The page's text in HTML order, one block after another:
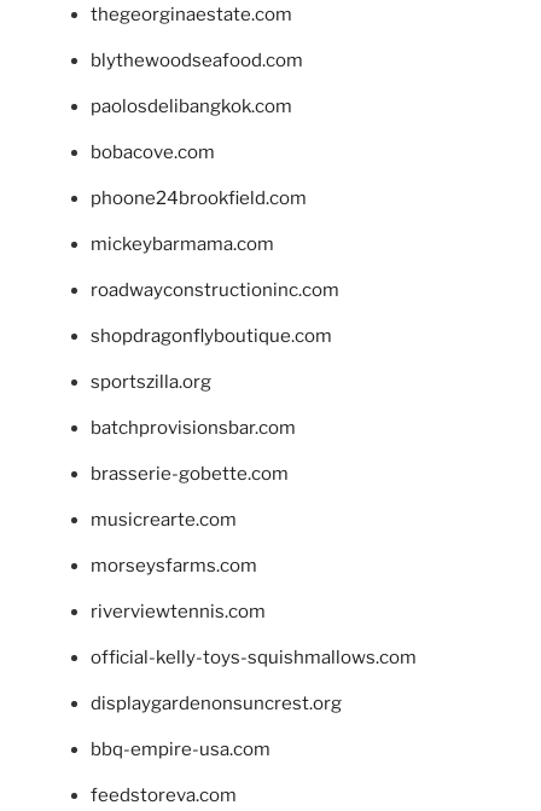
thegeorginaestate.com
blythewoodseafood.com
paolosdelibangkok.com
bobacove.com
phoone24brookfield.com
mickeybarmama.com
roadwayconstructioninc.com
shopdragonflyboutique.com
sportszilla.org
batchprovisionsbar.com
brasserie-gobette.com
musicrearte.com
morseysfarms.com
riverviewtennis.com
official-kelly-toys-squishmallows.com
displaygardenonsuncrest.org
bbq-empire-usa.com
feedstoreva.com